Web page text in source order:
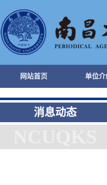
网站首页 单位介
消息动态